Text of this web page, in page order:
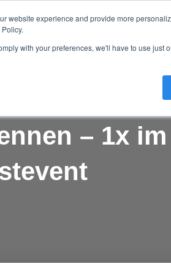
website experience and provide more
with your preferences, we'll have to use just
FITNESS SERVICE
– 1x